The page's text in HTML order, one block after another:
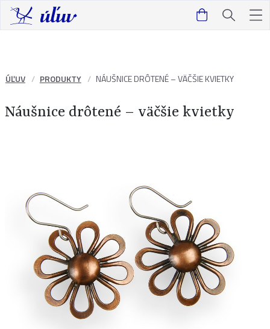
ÚĽUV PRODUKTY NÁUŠNICE DRÔTENÉ – VÄČŠIE KVIETKY
Náušnice drôtené – väčšie kvietky